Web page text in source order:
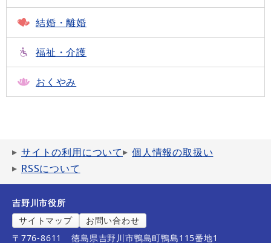
結婚・離婚
福祉・介護
おくやみ
サイトの利用について
個人情報の取扱い
RSSについて
吉野川市役所
サイトマップ
お問い合わせ
〒776-8611
徳島県吉野川市鴨島町鴨島115番地1